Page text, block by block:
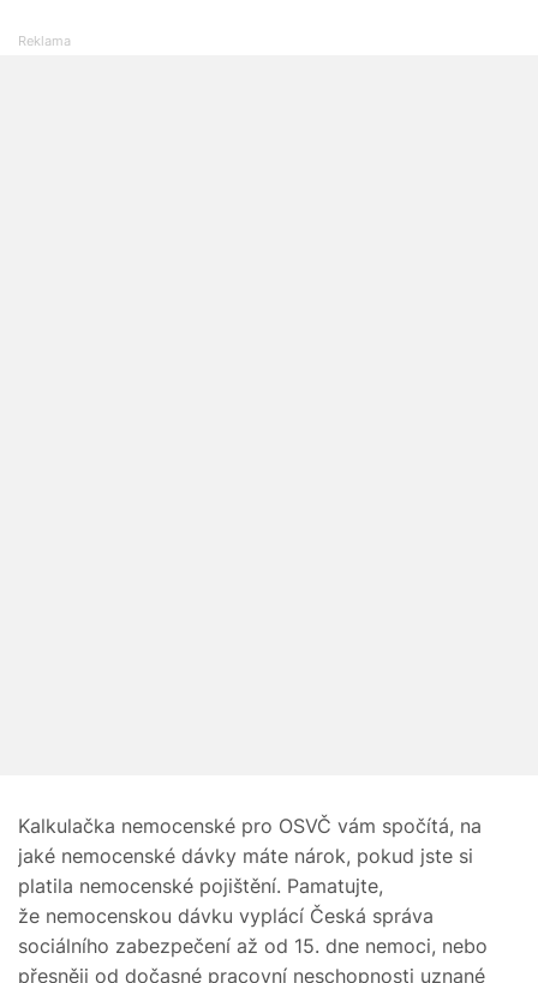
Kalkulačka nemocenské pro OSVČ vám spočítá, na
jaké nemocenské dávky máte nárok, pokud jste si
platila nemocenské pojištění. Pamatujte,
že nemocenskou dávku vyplácí Česká správa
sociálního zabezpečení až od 15. dne nemoci, nebo
přesněji od dočasné pracovní neschopnosti uznané